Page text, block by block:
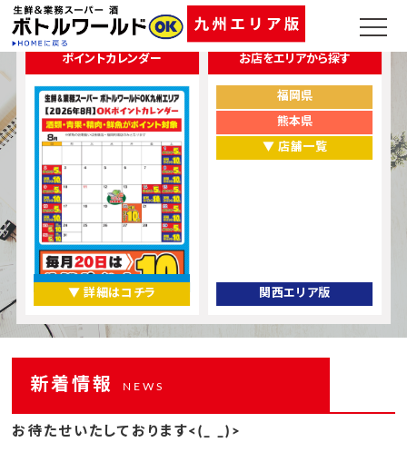
ポイントカレンダー
▼ 詳細はコチラ
お店をエリアから探す
福岡県
熊本県
▼ 店舗一覧
関西エリア版
新着情報 NEWS
お待たせいたしております<(_ _)>